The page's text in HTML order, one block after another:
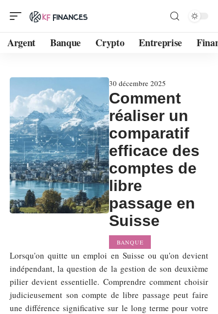
Argent Banque Crypto Entreprise
30 décembre 2025
Comment
réaliser un
comparatif
efficace des
comptes de
libre
passage en
Suisse
BANQUE
Lorsqu'on quitte un emploi en Suisse ou qu'on devient
indépendant, la question de la gestion de son deuxième
pilier devient essentielle. Comprendre comment choisir
judicieusement son compte de libre passage peut faire
une différence significative sur le long terme pour votre